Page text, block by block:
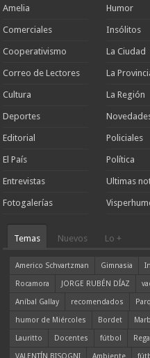
Amelia
Comerciales
Cooperativismo
Correo de Lectores
Cultura
Deportes
Editorial
El País
Entrevistas
Fotogalerías
Humor
Insólitos
La Ciudad
La
La Región
Policiales
Política
Ultimas
Temas Nuevos Lo +
Americo Schvartzman Gimnasia
Rocamora
JORGE RUBÉN DÍAZ
Aníbal Gallay
recomendados
humor de Miércoles
Bordet
Lauritto
Docentes fútbol
VALENTÍN BISOGNI
Ambiente